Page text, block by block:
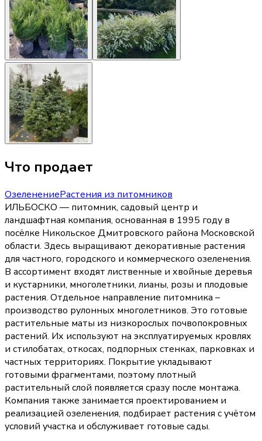
Что продает
ОзеленениеРастения из питомников
ИЛЬБОСКО — питомник, садовый центр и
ландшафтная компания, основанная в 1995 году в
посёлке Никольское Дмитровского района Московской
области. Здесь выращивают декоративные растения
для частного, городского и коммерческого озеленения.
В ассортимент входят лиственные и хвойные деревья
и кустарники, многолетники, лианы, розы и плодовые
растения. Отдельное направление питомника –
производство рулонных многолетников. Это готовые
растительные маты из низкорослых почвопокровных
растений. Их используют на эксплуатируемых кровлях
и стилобатах, откосах, подпорных стенках, парковках и
частных территориях. Покрытие укладывают
готовыми фрагментами, поэтому плотный
растительный слой появляется сразу после монтажа.
Компания также занимается проектированием и
реализацией озеленения, подбирает растения с учётом
условий участка и обслуживает готовые сады.